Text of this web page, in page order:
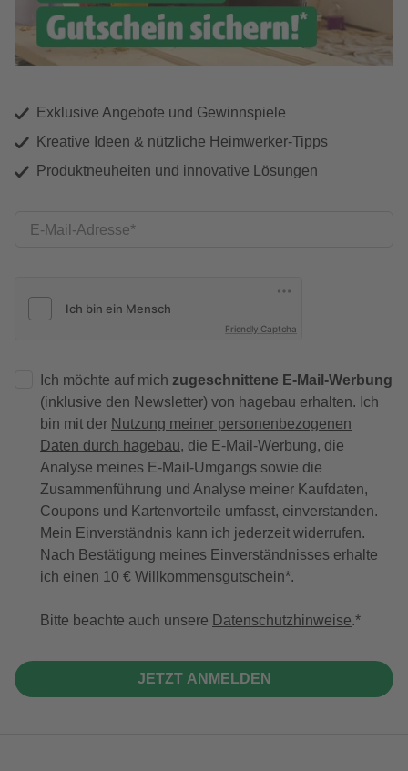
Exklusive Angebote und Gewinnspiele
Kreative Ideen & nützliche Heimwerker-Tipps
Produktneuheiten und innovative Lösungen
E-Mail-Adresse
Friendly Captcha
Ich möchte auf mich zugeschnittene E-Mail-Werbung
(inklusive den Newsletter) von hagebau erhalten. Ich
bin mit der Nutzung meiner personenbezogenen
Daten durch hagebau, die E-Mail-Werbung, die
Analyse meines E-Mail-Umgangs sowie die
Zusammenführung und Analyse meiner Kaufdaten,
Coupons und Kartenvorteile umfasst, einverstanden.
Mein Einverständnis kann ich jederzeit widerrufen.
Nach Bestätigung meines Einverständnisses erhalte
ich einen 10 € Willkommensgutschein*.
Bitte beachte auch unsere Datenschutzhinweise.
JETZT ANMELDEN